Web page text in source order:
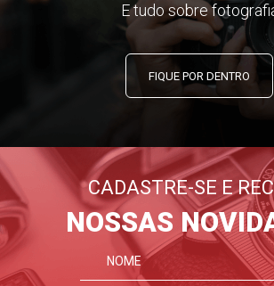
E tudo sobre
FIQUE POR DENTRO
CADASTRE-SE E
NOSSAS